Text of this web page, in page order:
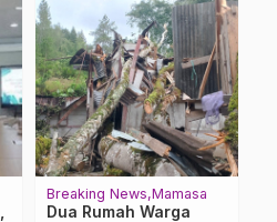
Breaking News Mamasa
Dua Rumah Warga